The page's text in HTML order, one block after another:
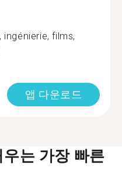
films,
앱 다운로드
는 가장 빠른